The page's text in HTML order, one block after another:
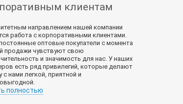
клиентам
направлением нашей компании
работа с корпоративными клиентами.
оптовые покупатели с момента
продажи чувствуют свою
и значимость для нас. У наших
есть ряд привилегий, которые делают
с нами легкой, приятной и
полностью